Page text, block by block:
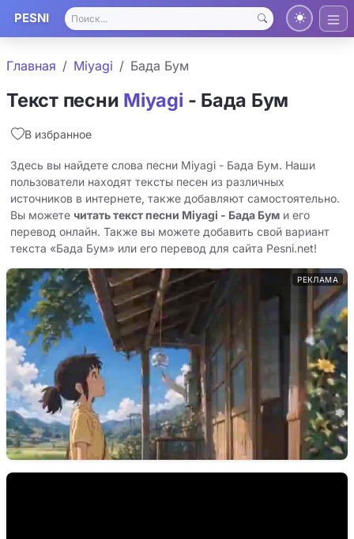
PESNI
Главная Miyagi Бада Бум
Текст песни Miyagi - Бада Бум
В избранное
Здесь вы найдете слова песни Miyagi - Бада Бум. Наши
пользователи находят тексты песен из различных
источников в интернете, также добавляют самостоятельно.
Вы можете читать текст песни Miyagi - Бада Бум и его
перевод онлайн. Также вы можете добавить свой вариант
текста «Бада Бум» или его перевод для сайта Pesni.net!
РЕКЛАМА